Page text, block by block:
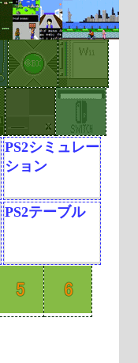
PS2シミュレー
ション
PS2テーブル